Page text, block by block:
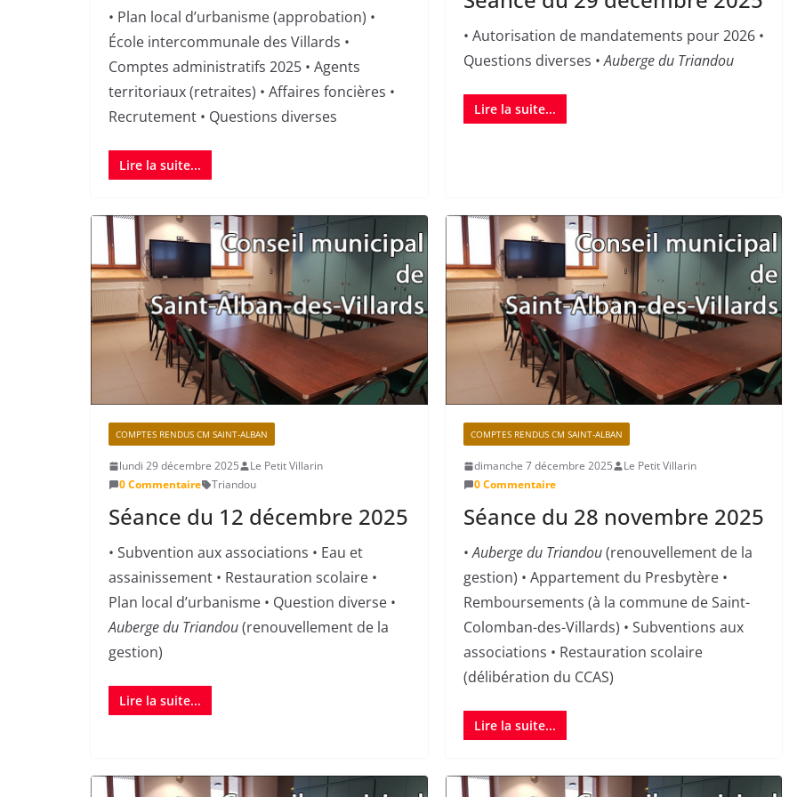
• Plan local d’urbanisme (approbation) •
École intercommunale des Villards •
Comptes administratifs 2025 • Agents
territoriaux (retraites) • Affaires foncières •
Recrutement • Questions diverses
Lire la suite...
• Autorisation de mandatements pour 2026 •
Questions diverses •Auberge du Triandou
Lire la suite...
COMPTES RENDUS CM SAINT-ALBAN
lundi 29 décembre 2025
Le Petit Villarin
0 Commentaire
Triandou
Séance du 12 décembre 2025
• Subvention aux associations • Eau et
assainissement • Restauration scolaire •
Plan local d’urbanisme • Question diverse •
Auberge du Triandou(renouvellement de la
gestion)
Lire la suite...
COMPTES RENDUS CM SAINT-ALBAN
dimanche 7 décembre 2025
Le Petit Villarin
0 Commentaire
Séance du 28 novembre 2025
•Auberge du Triandou(renouvellement de la
gestion) • Appartement du Presbytère •
Remboursements (à la commune de Saint-
Colomban-des-Villards) • Subventions aux
associations • Restauration scolaire
(délibération du CCAS)
Lire la suite...